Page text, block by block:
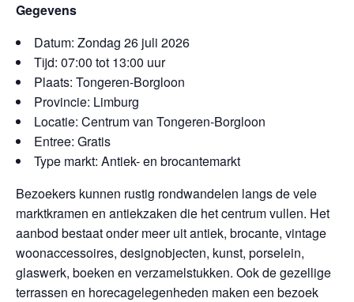
Gegevens
Datum: Zondag 26 juli 2026
Tijd: 07:00 tot 13:00 uur
Plaats: Tongeren-Borgloon
Provincie: Limburg
Locatie: Centrum van Tongeren-Borgloon
Entree: Gratis
Type markt: Antiek- en brocantemarkt
Bezoekers kunnen rustig rondwandelen langs de vele
marktkramen en antiekzaken die het centrum vullen. Het
aanbod bestaat onder meer uit antiek, brocante, vintage
woonaccessoires, designobjecten, kunst, porselein,
glaswerk, boeken en verzamelstukken. Ook de gezellige
terrassen en horecagelegenheden maken een bezoek